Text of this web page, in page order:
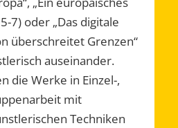
7) oder „Das digitale
überschreitet Grenzen“
auseinander.
die Werke in Einzel-,
mit
Techniken